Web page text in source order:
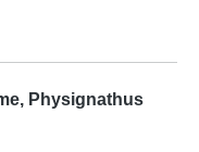
Physignathus